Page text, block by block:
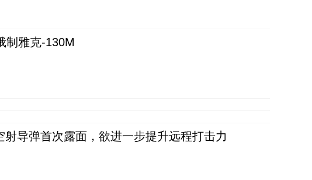
制雅克-130M
射导弹首次露面，欲进一步提升远程打击力